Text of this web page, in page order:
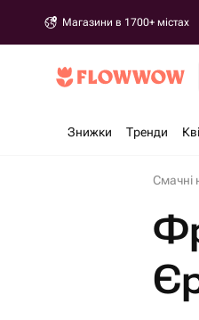
Магазини в 1700+ містах
Знижки Тренди
Смачні